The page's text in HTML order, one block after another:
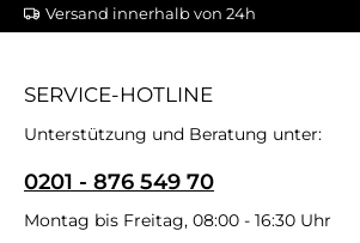
Versand innerhalb von 24h
SERVICE-HOTLINE
Unterstützung und Beratung unter:
0201 - 876 549 70
Montag bis Freitag, 08:00 - 16:30 Uhr